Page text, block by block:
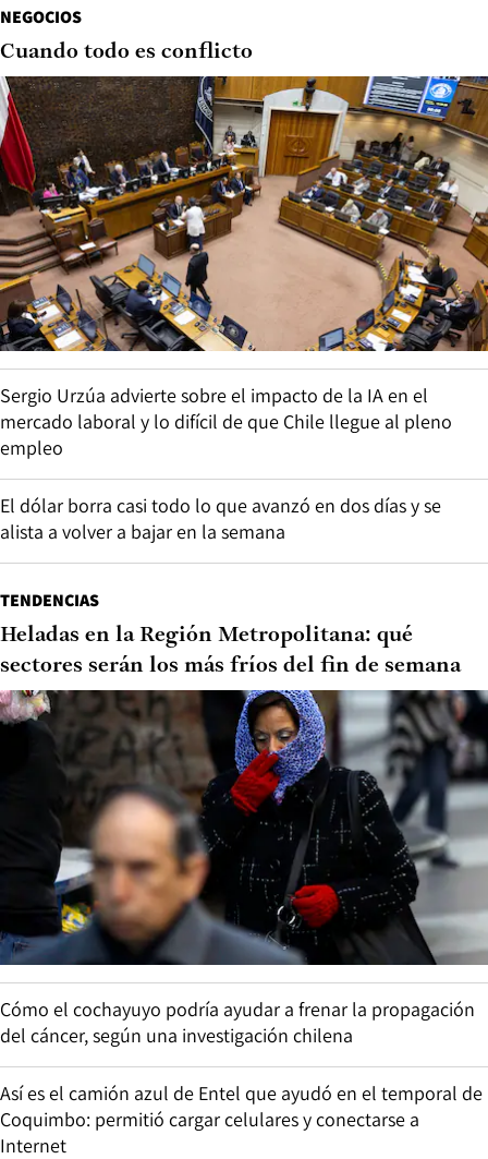
NEGOCIOS
Cuando todo es conflicto
Sergio Urzúa advierte sobre el impacto de la IA en el
mercado laboral y lo difícil de que Chile llegue al pleno
empleo
El dólar borra casi todo lo que avanzó en dos días y se
alista a volver a bajar en la semana
TENDENCIAS
Heladas en la Región Metropolitana: qué
sectores serán los más fríos del fin de semana
Cómo el cochayuyo podría ayudar a frenar la propagación
del cáncer, según una investigación chilena
Así es el camión azul de Entel que ayudó en el temporal de
Coquimbo: permitió cargar celulares y conectarse a
Internet